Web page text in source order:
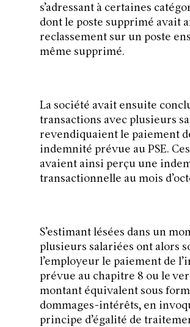
s’adressant à certaines
dont le poste supprimé avait
reclassement sur un poste
même supprimé.
La société avait ensuite
transactions avec plusieurs
revendiquaient le paiement
indemnité prévue au PSE.
avaient ainsi perçu une
transactionnelle au mois
S’estimant lésées dans un
plusieurs salariées ont alors
l’employeur le paiement de
prévue au chapitre 8 ou le
montant équivalent sous
dommages-intérêts, en
principe d’égalité de